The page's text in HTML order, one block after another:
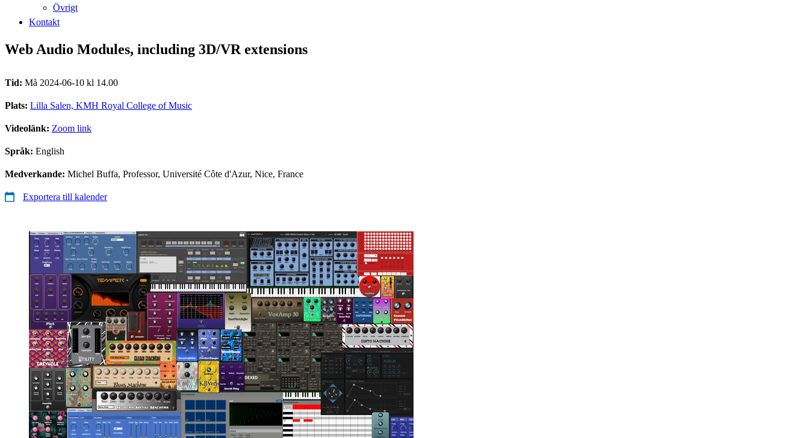
Övrigt
Kontakt
Web Audio Modules, including 3D/VR extensions
Tid: Må 2024-06-10 kl 14.00
Plats: Lilla Salen, KMH Royal College of Music
Videolänk: Zoom link
Språk: English
Medverkande: Michel Buffa, Professor, Université Côte d'Azur, Nice, France
Exportera till kalender